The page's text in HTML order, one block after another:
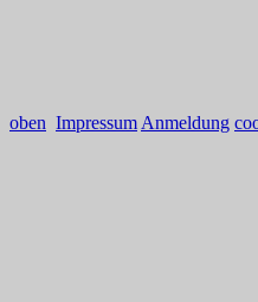
oben Impressum Anmeldung